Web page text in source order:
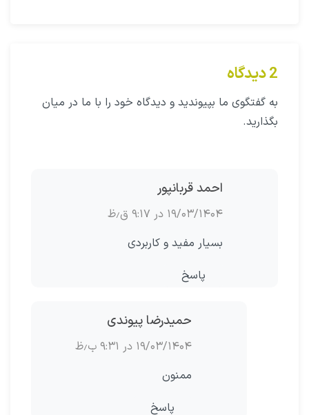
2 دیدگاه
به گفتگوی ما بپیوندید و دیدگاه خود را با ما در میان
بگذارید.
احمد قربانپور
۱۹/۰۳/۱۴۰۴ در ۹:۱۷ ق٫ظ
بسیار مفید و کاربردی
پاسخ
حمیدرضا پیوندی
۱۹/۰۳/۱۴۰۴ در ۹:۳۱ ب٫ظ
ممنون
پاسخ